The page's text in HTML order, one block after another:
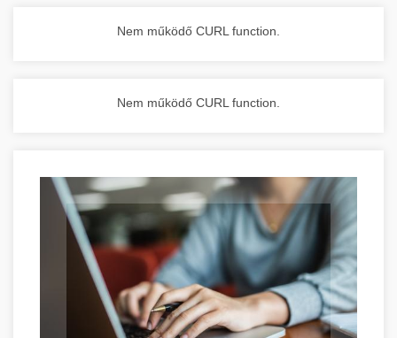
Nem működő CURL function.
Nem működő CURL function.